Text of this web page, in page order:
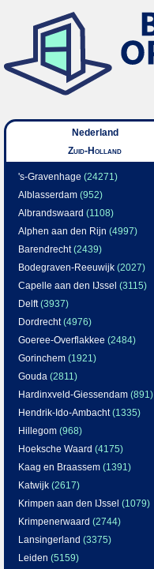
Nederland
Zuid-Holland
's-Gravenhage (24271)
Alblasserdam (952)
Albrandswaard (1108)
Alphen aan den Rijn (4997)
Barendrecht(2439)
Bodegraven-Reeuwijk (2027)
Capelle aan den IJssel (3115)
Delft(3937)
Dordrecht(4976)
Goeree-Overflakkee (2484)
Gorinchem (1921)
Gouda (2811)
Hardinxveld-Giessendam (891)
Hendrik-Ido-Ambacht(1335)
Hillegom (968)
Hoeksche Waard (4175)
Kaag en Braassem (1391)
Katwijk (2617)
Krimpen aan den IJssel (1079)
Krimpenerwaard (2744)
Lansingerland (3375)
Leiden (5159)